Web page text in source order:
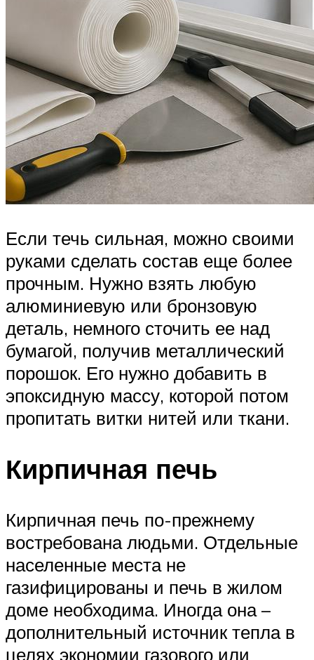
Если течь сильная, можно своими
руками сделать состав еще более
прочным. Нужно взять любую
алюминиевую или бронзовую
деталь, немного сточить ее над
бумагой, получив металлический
порошок. Его нужно добавить в
эпоксидную массу, которой потом
пропитать витки нитей или ткани.
Кирпичная печь
Кирпичная печь по-прежнему
востребована людьми. Отдельные
населенные места не
газифицированы и печь в жилом
доме необходима. Иногда она –
дополнительный источник тепла в
целях экономии газового или